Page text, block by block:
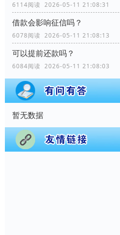
6114阅读 2026-05-11 21:08:31
借款会影响征信吗？
6078阅读 2026-05-11 21:08:13
可以提前还款吗？
6084阅读 2026-05-11 21:08:03
暂无数据